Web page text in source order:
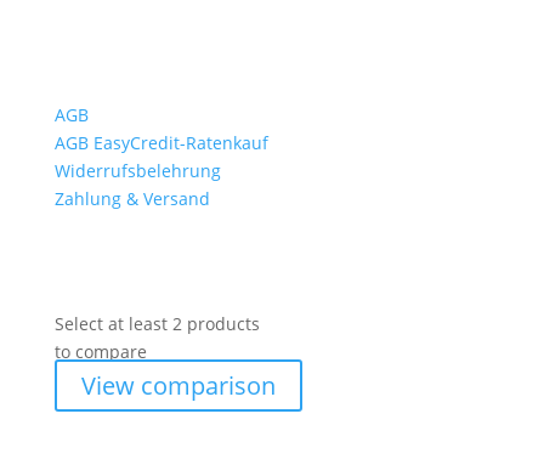
AGB
AGB EasyCredit-Ratenkauf
Widerrufsbelehrung
Zahlung & Versand
Select at least 2 products
to compare
View comparison